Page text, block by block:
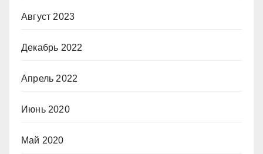
Август 2023
Декабрь 2022
Апрель 2022
Июнь 2020
Май 2020